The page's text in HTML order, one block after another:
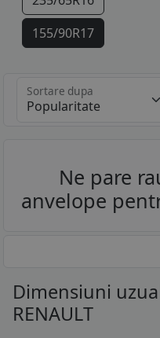
155/90R17
205/40R17
205/55R17
215/55R17
Sortare dupa
Ne pare
anvelope
Dimensiuni
RENAULT